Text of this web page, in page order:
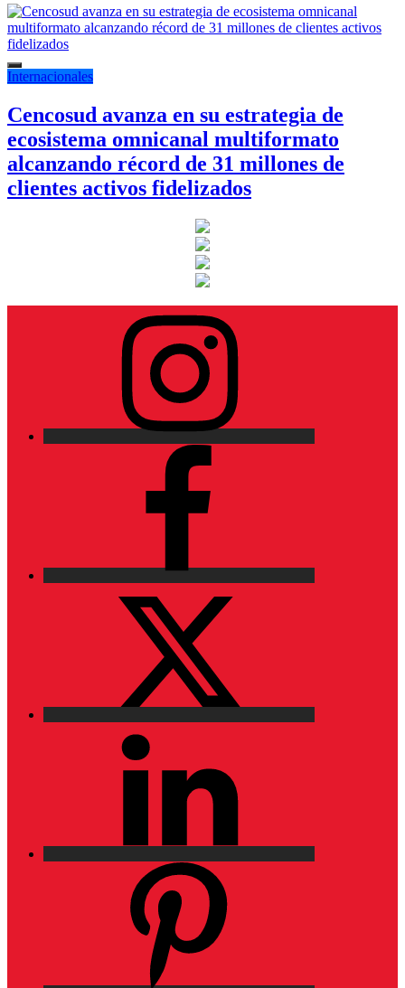
Internacionales
Cencosud avanza en su estrategia de
ecosistema omnicanal multiformato
alcanzando récord de 31 millones de
clientes activos fidelizados